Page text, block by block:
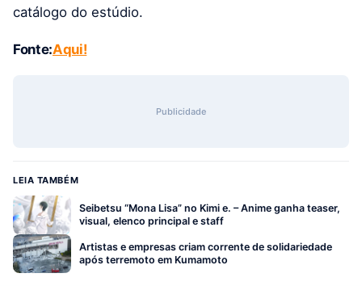
catálogo do estúdio.
Fonte:Aqui!
Publicidade
LEIA TAMBÉM
Seibetsu “Mona Lisa” no Kimi e. – Anime ganha teaser,
visual, elenco principal e staff
Artistas e empresas criam corrente de solidariedade
após terremoto em Kumamoto